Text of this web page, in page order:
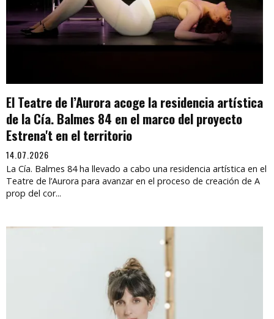
El Teatre de l’Aurora acoge la residencia artística
de la Cía. Balmes 84 en el marco del proyecto
Estrena't en el territorio
14.07.2026
La Cía. Balmes 84 ha llevado a cabo una residencia artística en el
Teatre de l’Aurora para avanzar en el proceso de creación de A
prop del cor...